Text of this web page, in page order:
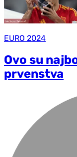
EURO 2024
Ovo su
prvenstva